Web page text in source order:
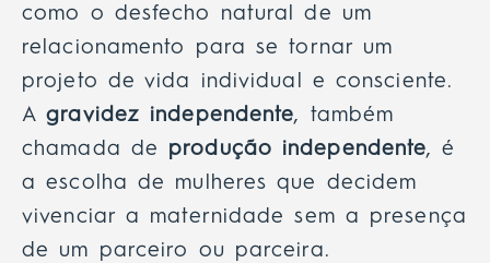
como o desfecho natural de um
relacionamento para se tornar um
projeto de vida individual e consciente.
Agravidez independente, também
chamada de produção independente, é
a escolha de mulheres que decidem
vivenciar a maternidade sem a presença
de um parceiro ou parceira.